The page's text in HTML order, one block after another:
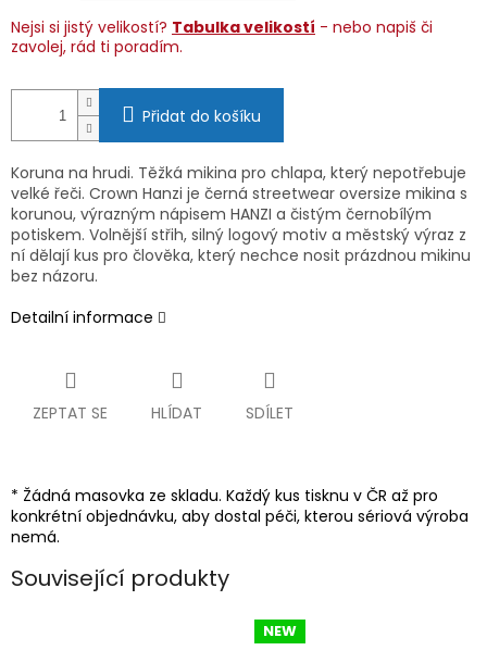
Nejsi si jistý velikostí? Tabulka velikostí - nebo napiš či
zavolej, rád ti poradím.
Přidat do košíku
Koruna na hrudi. Těžká mikina pro chlapa, který nepotřebuje
velké řeči. Crown Hanzi je černá streetwear oversize mikina s
korunou, výrazným nápisem HANZI a čistým černobílým
potiskem. Volnější střih, silný logový motiv a městský výraz z
ní dělají kus pro člověka, který nechce nosit prázdnou mikinu
bez názoru.
Detailní informace
ZEPTAT SE HLÍDAT SDÍLET
* Žádná masovka ze skladu. Každý kus tisknu v ČR až pro
konkrétní objednávku, aby dostal péči, kterou sériová výroba
nemá.
Související produkty
NEW